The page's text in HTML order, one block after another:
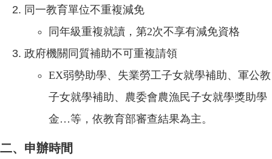
同一教育單位不重複減免
同年級重複就讀，第2次不享有減免資格
政府機關同質補助不可重複請領
EX弱勢助學、失業勞工子女就學補助、軍公教
子女就學補助、農委會農漁民子女就學獎助學
金…等，依教育部審查結果為主。
二、申辦時間